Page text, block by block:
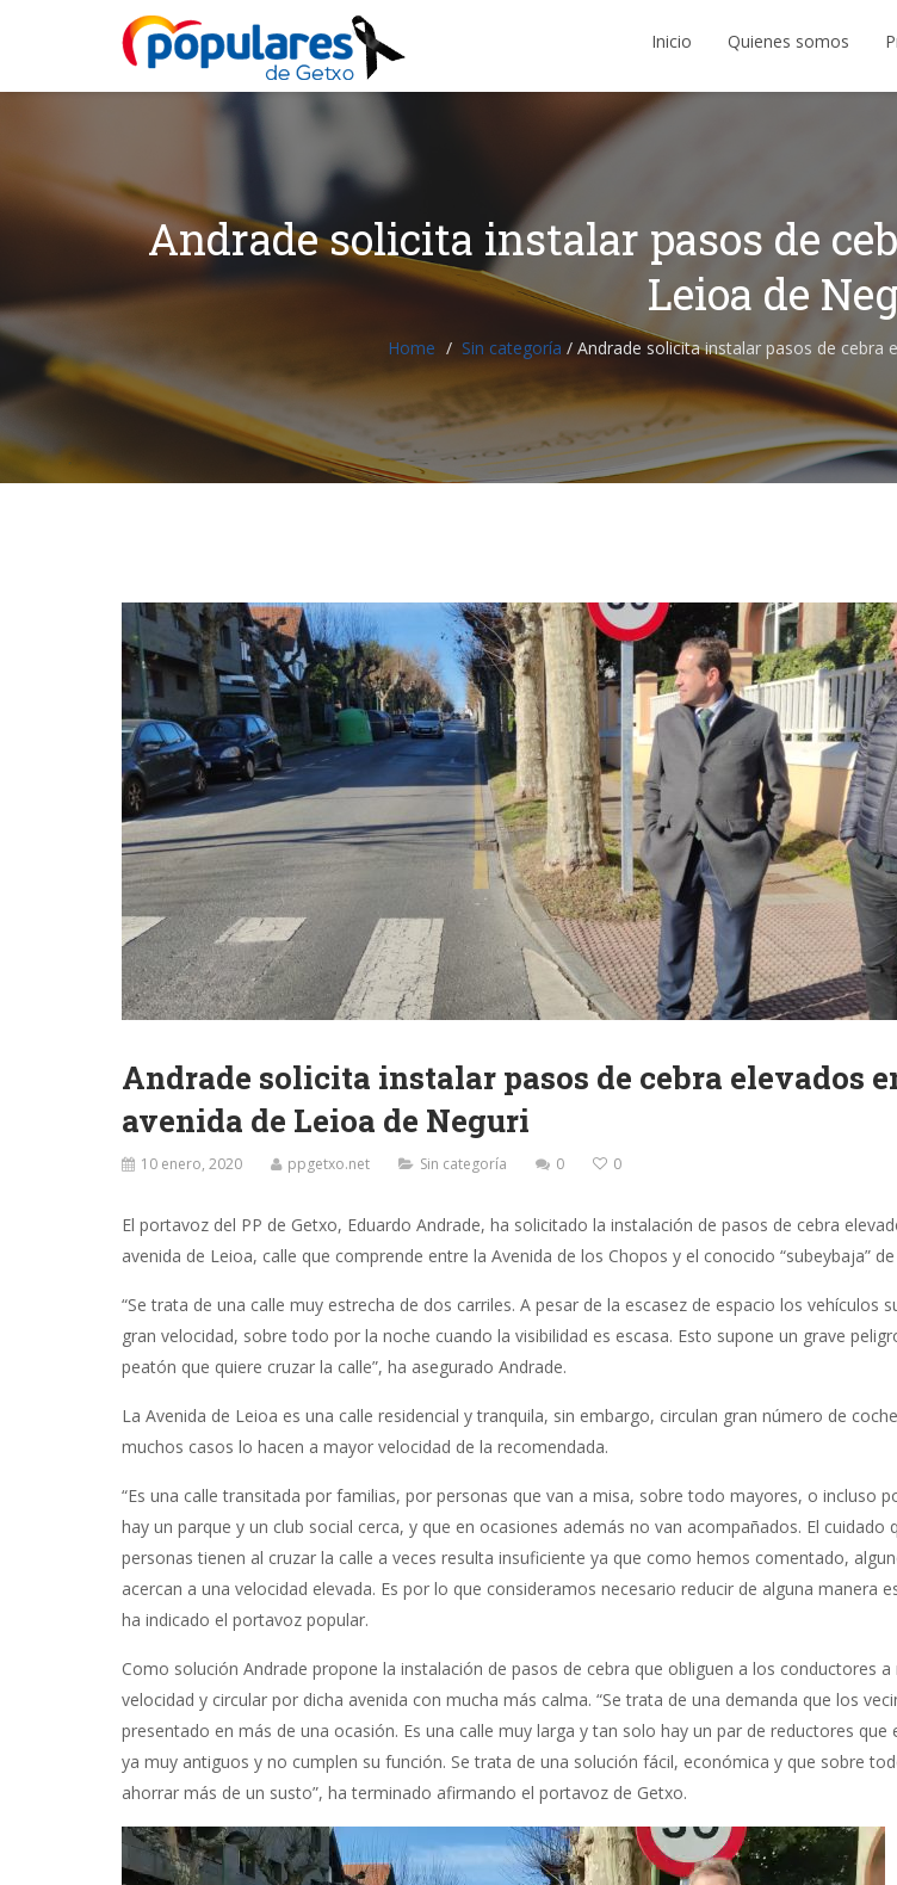
Inicio Quienes somos
Andrade solicita instalar pasos de
Leioa de
Home Sin categoría / Andrade solicita instalar pasos de cebra
Andrade solicita instalar pasos de cebra elevados
avenida de Leioa de Neguri
10 enero, 2020 ppgetxo.net Sin categoría 0 0
El portavoz del PP de Getxo, Eduardo Andrade, ha solicitado la instalación de pasos de cebra
avenida de Leioa, calle que comprende entre la Avenida de los Chopos y el conocido “subeybaja”
“Se trata de una calle muy estrecha de dos carriles. A pesar de la escasez de espacio los vehículos
gran velocidad, sobre todo por la noche cuando la visibilidad es escasa. Esto supone un grave
peatón que quiere cruzar la calle”, ha asegurado Andrade.
La Avenida de Leioa es una calle residencial y tranquila, sin embargo, circulan gran número de
muchos casos lo hacen a mayor velocidad de la recomendada.
“Es una calle transitada por familias, por personas que van a misa, sobre todo mayores, o incluso
hay un parque y un club social cerca, y que en ocasiones además no van acompañados. El cuidado
personas tienen al cruzar la calle a veces resulta insuficiente ya que como hemos comentado,
acercan a una velocidad elevada. Es por lo que consideramos necesario reducir de alguna manera
ha indicado el portavoz popular.
Como solución Andrade propone la instalación de pasos de cebra que obliguen a los conductores a
velocidad y circular por dicha avenida con mucha más calma. “Se trata de una demanda que los
presentado en más de una ocasión. Es una calle muy larga y tan solo hay un par de reductores que
ya muy antiguos y no cumplen su función. Se trata de una solución fácil, económica y que sobre
ahorrar más de un susto”, ha terminado afirmando el portavoz de Getxo.
Reproductor
de